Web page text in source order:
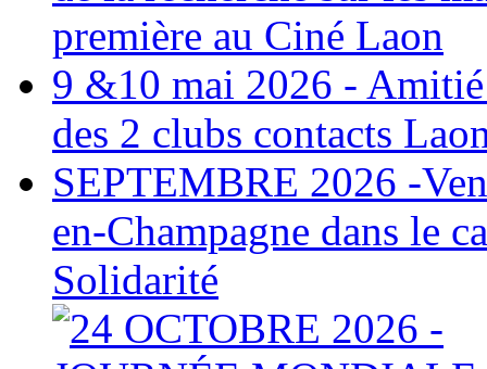
première au Ciné Laon
9 &10 mai 2026 -
des 2 clubs contacts
SEPTEMBRE 2026 -
en-Champagne dans le
Solidarité